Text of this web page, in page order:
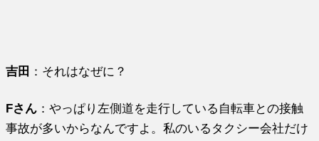
吉田 ：それはなぜに？
Fさん ：やっぱり左側道を走行している自転車との接触
事故が多いからなんですよ。私のいるタクシー会社だけ